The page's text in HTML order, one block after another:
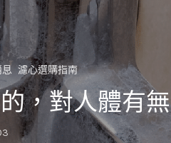
濾心選購指南
，對人體有